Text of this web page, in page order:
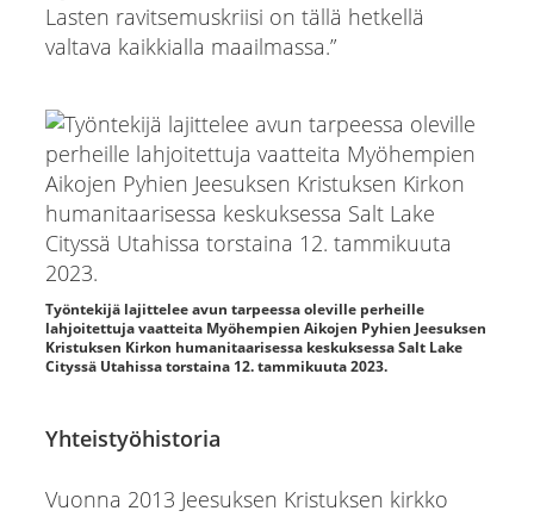
Lasten ravitsemuskriisi on tällä hetkellä
valtava kaikkialla maailmassa.”
Työntekijä lajittelee avun tarpeessa oleville perheille
lahjoitettuja vaatteita Myöhempien Aikojen Pyhien Jeesuksen
Kristuksen Kirkon humanitaarisessa keskuksessa Salt Lake
Cityssä Utahissa torstaina 12. tammikuuta 2023.
Yhteistyöhistoria
Vuonna 2013 Jeesuksen Kristuksen kirkko